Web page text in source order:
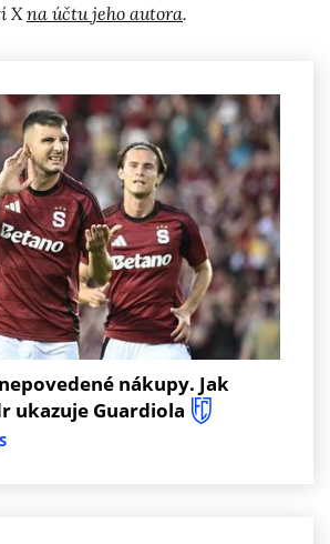
Xna účtu jeho autora.
nákupy. Jak
ukazuje Guardiola